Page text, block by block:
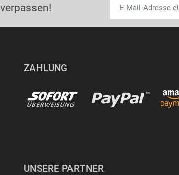
ZAHLUNG
UNSERE PARTNER